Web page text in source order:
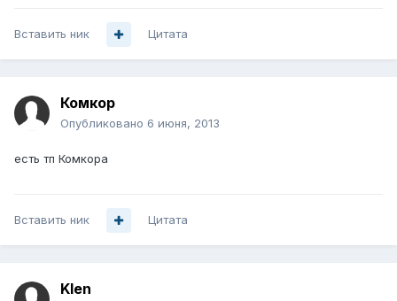
Вставить ник Цитата
Комкор
Опубликовано 6 июня, 2013
есть тп Комкора
Вставить ник Цитата
Klen